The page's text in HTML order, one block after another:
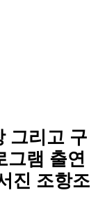
그리고 구
그램 출연
진 조항조